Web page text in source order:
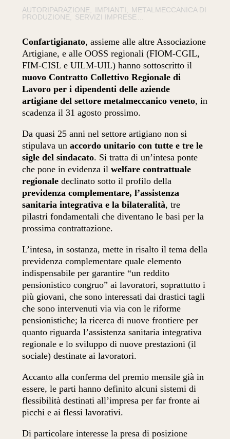
AUTORIPARAZIONE IMPIANTI
METALMECCANICA DI
PRODUZIONE
SERVIZI IMPRESE
Confartigianato, assieme alle altre Associazione
Artigiane, e alle OOSS regionali (FIOM-CGIL,
FIM-CISL e UILM-UIL) hanno sottoscritto il
nuovo Contratto Collettivo Regionale di
Lavoro per i dipendenti delle aziende
artigiane del settore metalmeccanico veneto, in
scadenza il 31 agosto prossimo.
Da quasi 25 anni nel settore artigiano non si
stipulava unaccordo unitario con tutte e tre le
sigle del sindacato. Si tratta di un’intesa ponte
che pone in evidenza ilwelfare contrattuale
regionale declinato sotto il profilo della
previdenza complementare, l’assistenza
sanitaria integrativa e la bilateralità, tre
pilastri fondamentali che diventano le basi per la
prossima contrattazione.
L’intesa, in sostanza, mette in risalto il tema della
previdenza complementare quale elemento
indispensabile per garantire “un reddito
pensionistico congruo” ai lavoratori, soprattutto i
più giovani, che sono interessati dai drastici tagli
che sono intervenuti via via con le riforme
pensionistiche; la ricerca di nuove frontiere per
quanto riguarda l’assistenza sanitaria integrativa
regionale e lo sviluppo di nuove prestazioni (il
sociale) destinate ai lavoratori.
Accanto alla conferma del premio mensile già in
essere, le parti hanno definito alcuni sistemi di
flessibilità destinati all’impresa per far fronte ai
picchi e ai flessi lavorativi.
Di particolare interesse la presa di posizione